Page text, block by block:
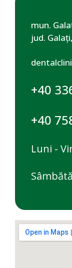
mun.
jud.
+40
+40
Luni -